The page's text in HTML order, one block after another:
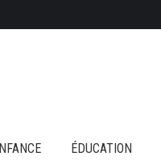
ÉDUCATION
ÉDUCATION